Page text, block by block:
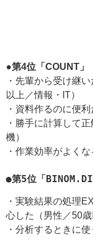
●第4位「COUNT」
・先輩から受け継
以上／情報・IT）
・資料作るのに便
・勝手に計算して
機）
・作業効率がよく
●第5位「
・実験結果の処理
心した（男性／50歳
・分析するときに